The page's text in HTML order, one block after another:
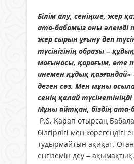
Білім алу, сеніңше, жер
ата-бабамыз оны әлемді
жер сырын ұғыну деп
түсінігінің образы –
мағынасы, қарағым, өте
инемен құдық қазғандай»
деген сөз. Мен мұны
сенің қалай
Мұны айтқан, біздің
P.S. Қарап отырсаң
білгірлігі мен көрегендігі
тудырмайтын ақиқат. Оған
енгіземін деу – ақымақтық.